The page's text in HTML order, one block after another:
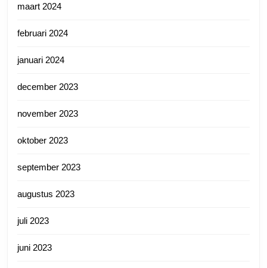
maart 2024
februari 2024
januari 2024
december 2023
november 2023
oktober 2023
september 2023
augustus 2023
juli 2023
juni 2023